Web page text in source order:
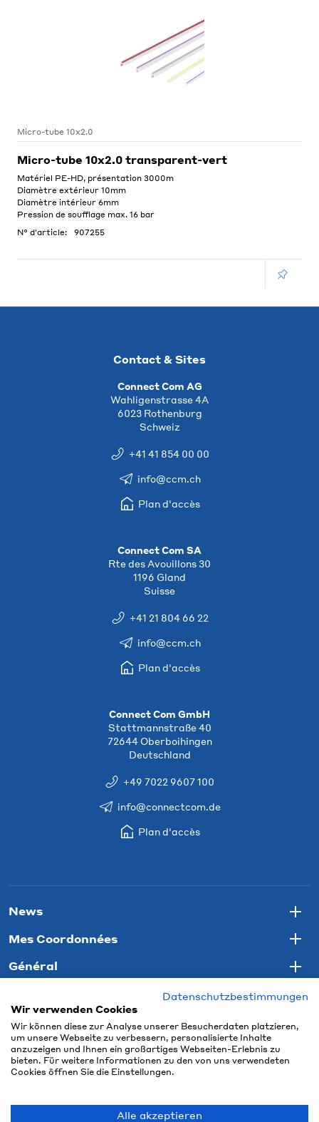
Micro-tube 10x2.0
Micro-tube 10x2.0 transparent-vert
Matériel PE-HD, présentation 3000m
Diamètre extérieur 10mm
Diamètre intérieur 6mm
Pression de soufflage max. 16 bar
N° d'article:
907255
Contact & Sites
Connect Com AG
Wahligenstrasse 4A
6023 Rothenburg
Schweiz
+41 41 854 00 00
info@ccm.ch
Plan d'accès
Connect Com SA
Rte des Avouillons 30
1196 Gland
Suisse
+41 21 804 66 22
info@ccm.ch
Plan d'accès
Connect Com GmbH
Stattmannstraße 40
72644 Oberboihingen
Deutschland
+49 7022 9607 100
info@connectcom.de
Plan d'accès
News
Mes Coordonnées
Général
Datenschutzbestimmungen
Wir verwenden Cookies
Wir können diese zur Analyse unserer Besucherdaten platzieren,
um unsere Webseite zu verbessern, personalisierte Inhalte
anzuzeigen und Ihnen ein großartiges Webseiten-Erlebnis zu
bieten. Für weitere Informationen zu den von uns verwendeten
Cookies öffnen Sie die Einstellungen.
Alle akzeptieren